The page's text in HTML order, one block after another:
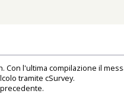
l'ultima compilazione il
tramite cSurvey.